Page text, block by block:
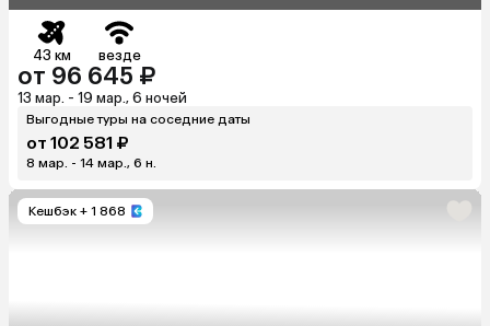
43 км везде
от 96 645 ₽
13 мар. - 19 мар., 6 ночей
Выгодные туры на соседние даты
от 102 581 ₽
8 мар. - 14 мар., 6 н.
Кешбэк + 1 868